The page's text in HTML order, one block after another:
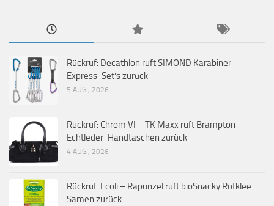
Rückruf: Decathlon ruft SIMOND Karabiner
Express-Set’s zurück
5 AUG., 2026
Rückruf: Chrom VI – TK Maxx ruft Brampton
Echtleder-Handtaschen zurück
4 AUG., 2026
Rückruf: Ecoli – Rapunzel ruft bioSnacky Rotklee
Samen zurück